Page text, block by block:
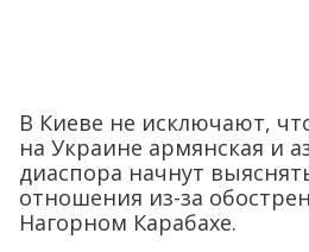
В Киеве не исключают,
на Украине армянская и
диаспора начнут
отношения из-за
Нагорном Карабахе.